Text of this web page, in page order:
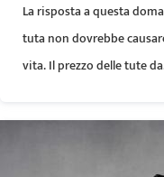
La risposta a questa
tuta non dovrebbe
vita. Il prezzo delle tute